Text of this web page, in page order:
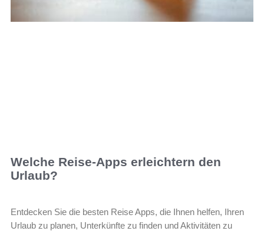
Welche Reise-Apps erleichtern den
Urlaub?
Entdecken Sie die besten Reise Apps, die Ihnen helfen, Ihren
Urlaub zu planen, Unterkünfte zu finden und Aktivitäten zu